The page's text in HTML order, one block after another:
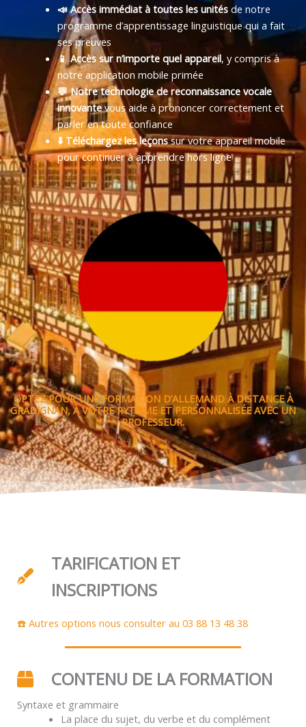
📣 Accès immédiat à toutes les unitésde notre
programme d’apprentissage linguistique qui a fait
ses preuves
📱 Accès sur n’importe quel appareil, y compris à
notre application mobile primée
💬 Notre technologie de reconnaissance vocale
innovantevous aide à prononcer correctement et
parler en toute confiance
⬇️ Téléchargez les leçonssur votre appareil mobile
pour continuer à apprendre hors ligne
OPTEZ POUR UNE FORMATION D’ALLEMAND À DISTANCE À
GRADIGNAN, À VOTRE RYTHME ET PERSONNALISÉE AVEC UN
PROFESSEUR.
TARIFICATION ET
INSCRIPTIONS
☎️ Autres options nous consulter au 03 88 13 48 38
CONTENU DE LA FORMATION
Syntaxe et grammaire
La place du sujet, du verbe et du complément